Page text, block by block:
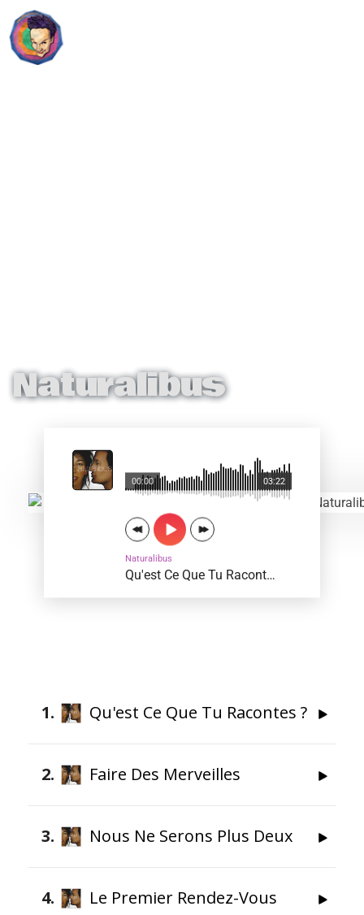
Naturalibus
03:22
00:00
Naturalibus
Qu'est Ce Que Tu Racontes ?
1 Qu'est Ce Que Tu Racontes ?
2 Faire Des Merveilles
3 Nous Ne Serons Plus Deux
4 Le Premier Rendez-Vous